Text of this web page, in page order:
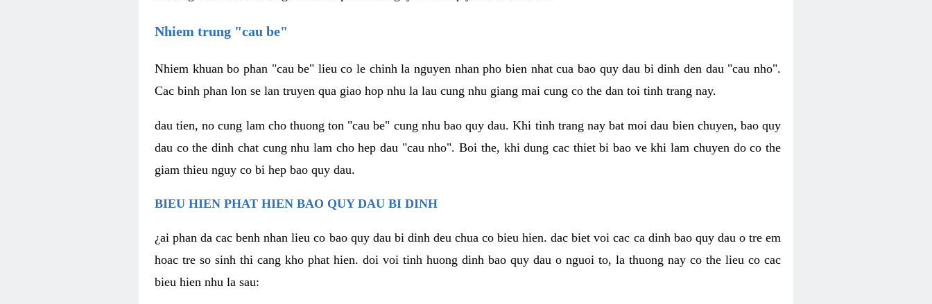
Nhiem trung "cau be"
Nhiem khuan bo phan "cau be" lieu co le chinh la nguyen nhan pho bien nhat cua bao quy dau bi dinh den dau "cau nho".
Cac binh phan lon se lan truyen qua giao hop nhu la lau cung nhu giang mai cung co the dan toi tinh trang nay.
dau tien, no cung lam cho thuong ton "cau be" cung nhu bao quy dau. Khi tinh trang nay bat moi dau bien chuyen, bao quy
dau co the dinh chat cung nhu lam cho hep dau "cau nho". Boi the, khi dung cac thiet bi bao ve khi lam chuyen do co the
giam thieu nguy co bi hep bao quy dau.
BIEU HIEN PHAT HIEN BAO QUY DAU BI DINH
¿ai phan da cac benh nhan lieu co bao quy dau bi dinh deu chua co bieu hien. dac biet voi cac ca dinh bao quy dau o tre em
hoac tre so sinh thi cang kho phat hien. doi voi tinh huong dinh bao quy dau o nguoi to, la thuong nay co the lieu co cac
bieu hien nhu la sau: